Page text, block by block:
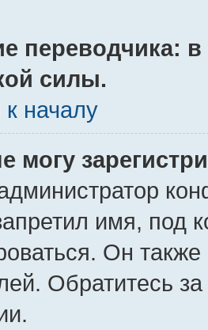
переводчика:
силы.
началу
могу
имя, под
Он
Обратитесь